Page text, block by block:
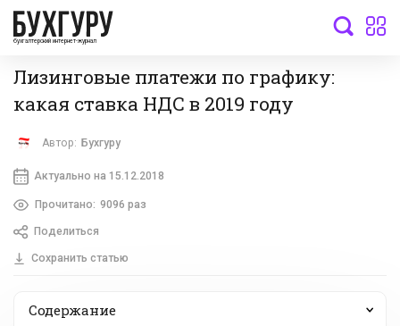
бухгалтерский интернет-журнал
Лизинговые платежи по графику:
какая ставка НДС в 2019 году
Автор: Бухгуру
Актуально на 15.12.2018
Прочитано: 9096 раз
Поделиться
Сохранить статью
Содержание